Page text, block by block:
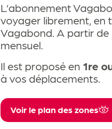
L’abonnement
voyager librement, en
Vagabond. A partir de
mensuel.
Il est proposé en 1re
à vos déplacements.
Voir le plan des zones